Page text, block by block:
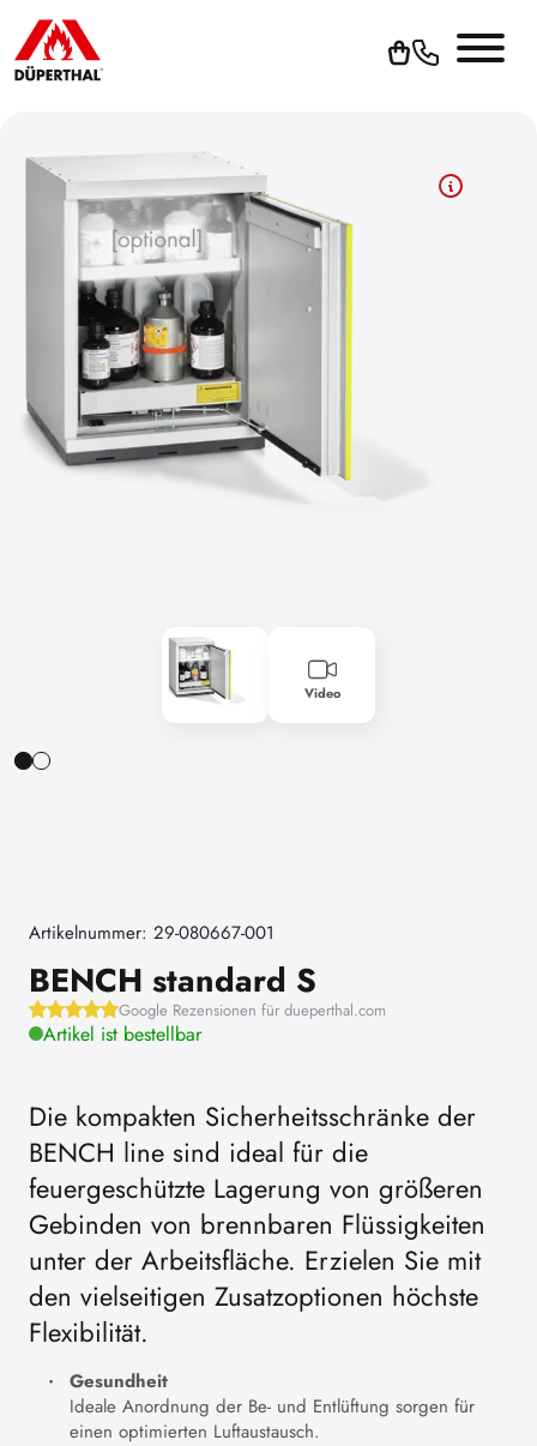
Video
Artikelnummer: 29-080667-001
BENCH standard S
Google Rezensionen für dueperthal.com
Artikel ist bestellbar
Die kompakten Sicherheitsschränke der
BENCH line sind ideal für die
feuergeschützte Lagerung von größeren
Gebinden von brennbaren Flüssigkeiten
unter der Arbeitsfläche. Erzielen Sie mit
den vielseitigen Zusatzoptionen höchste
Flexibilität.
Gesundheit
Ideale Anordnung der Be- und Entlüftung sorgen für
einen optimierten Luftaustausch.